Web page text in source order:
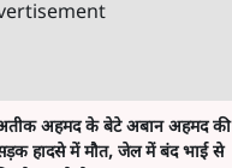
अहमद के बेटे अबान अहमद की
हादसे में मौत, जेल में बंद भाई से